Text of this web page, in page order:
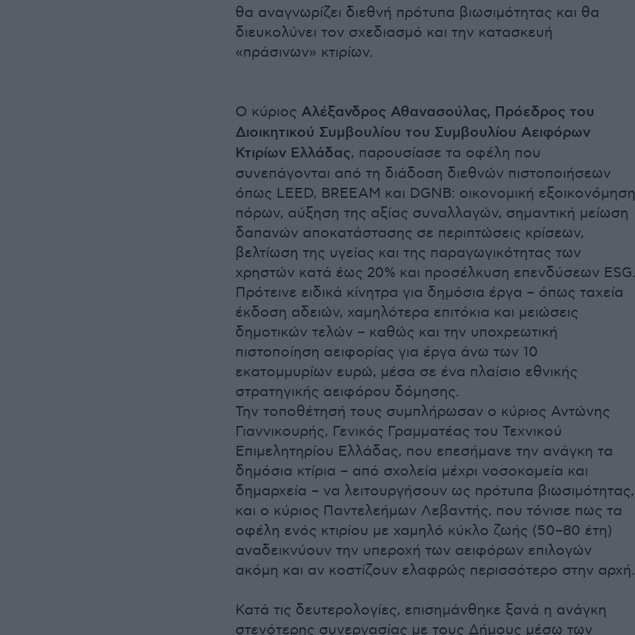
θα αναγνωρίζει διεθνή πρότυπα βιωσιμότητας και θα
διευκολύνει τον σχεδιασμό και την κατασκευή
«πράσινων» κτιρίων.
Ο κύριος Αλέξανδρος Αθανασούλας, Πρόεδρος του
Διοικητικού Συμβουλίου του Συμβουλίου Αειφόρων
Κτιρίων Ελλάδας, παρουσίασε τα οφέλη που
συνεπάγονται από τη διάδοση διεθνών πιστοποιήσεων
όπως LEED, BREEAM και DGNB: οικονομική εξοικονόμηση
πόρων, αύξηση της αξίας συναλλαγών, σημαντική μείωση
δαπανών αποκατάστασης σε περιπτώσεις κρίσεων,
βελτίωση της υγείας και της παραγωγικότητας των
χρηστών κατά έως 20% και προσέλκυση επενδύσεων ESG.
Πρότεινε ειδικά κίνητρα για δημόσια έργα – όπως ταχεία
έκδοση αδειών, χαμηλότερα επιτόκια και μειώσεις
δημοτικών τελών – καθώς και την υποχρεωτική
πιστοποίηση αειφορίας για έργα άνω των 10
εκατομμυρίων ευρώ, μέσα σε ένα πλαίσιο εθνικής
στρατηγικής αειφόρου δόμησης.
Την τοποθέτησή τους συμπλήρωσαν ο κύριος Αντώνης
Γιαννικουρής, Γενικός Γραμματέας του Τεχνικού
Επιμελητηρίου Ελλάδας, που επεσήμανε την ανάγκη τα
δημόσια κτίρια – από σχολεία μέχρι νοσοκομεία και
δημαρχεία – να λειτουργήσουν ως πρότυπα βιωσιμότητας,
και ο κύριος Παντελεήμων Λεβαντής, που τόνισε πως τα
οφέλη ενός κτιρίου με χαμηλό κύκλο ζωής (50–80 έτη)
αναδεικνύουν την υπεροχή των αειφόρων επιλογών
ακόμη και αν κοστίζουν ελαφρώς περισσότερο στην αρχή.
Κατά τις δευτερολογίες, επισημάνθηκε ξανά η ανάγκη
στενότερης συνεργασίας με τους Δήμους μέσω των